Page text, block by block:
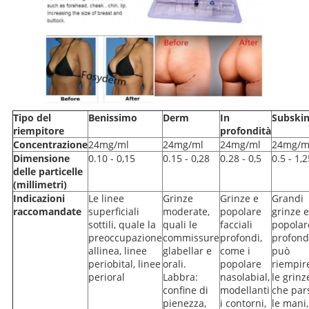
Tipo del
riempitore
Benissimo Derm
In
profondità
Subskin
Concentrazione24mg/ml 24mg/ml 24mg/ml
24mg/
Dimensione
delle particelle
(millimetri)
0.10 - 0,15 0.15 - 0,28 0.28 - 0,5 0.5 -
Indicazioni
raccomandate
Le linee
superficiali
sottili, quale la
preoccupazione
allinea, linee
periobital, linee
perioral
Grinze
moderate,
quali le
commissure
glabellar e
orali.
Labbra:
confine di
pienezza,
Grinze e
popolare
facciali
profondi,
come i
popolare
nasolabial,
modellanti
i contorni,
Grandi
grinze e
può
le
che
le mani,